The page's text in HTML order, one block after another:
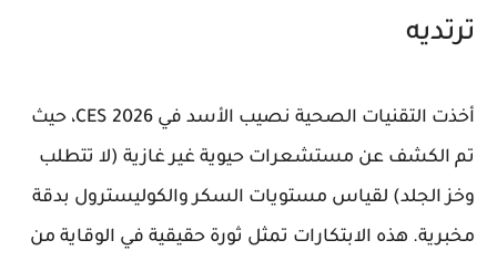
ترتديه
أخذت التقنيات الصحية نصيب الأسد في CES 2026، حيث
تم الكشف عن مستشعرات حيوية غير غازية (لا تتطلب
وخز الجلد) لقياس مستويات السكر والكوليسترول بدقة
مخبرية. هذه الابتكارات تمثل ثورة حقيقية في الوقاية من